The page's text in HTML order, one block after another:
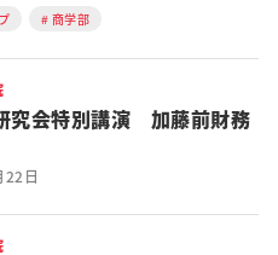
商学部
究会特別講演 加藤前財務
日